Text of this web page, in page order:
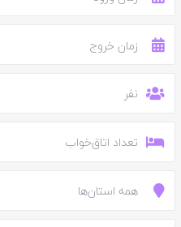
نفر
تعداد اتاق‌خواب
همه استان‌ها